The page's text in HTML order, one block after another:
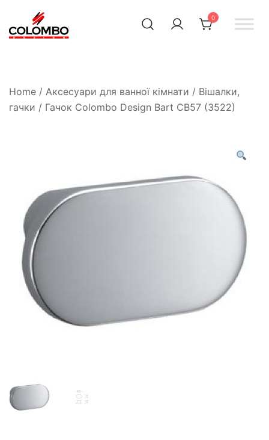
0
Home / Аксесуари для ванної кімнати / Вішалки,
гачки / Гачок Colombo Design Bart CB57 (3522)